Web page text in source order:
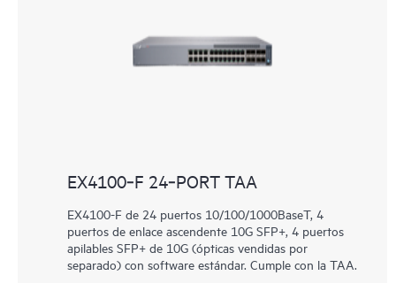
EX4100‑F 24‑PORT TAA
EX4100-F de 24 puertos 10/100/1000BaseT, 4
puertos de enlace ascendente 10G SFP+, 4 puertos
apilables SFP+ de 10G (ópticas vendidas por
separado) con software estándar. Cumple con la TAA.